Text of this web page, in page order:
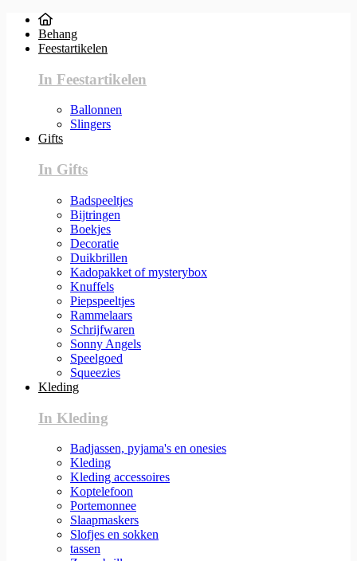
Behang
Feestartikelen
In Feestartikelen
Ballonnen
Slingers
Gifts
In Gifts
Badspeeltjes
Bijtringen
Boekjes
Decoratie
Duikbrillen
Kadopakket of mysterybox
Knuffels
Piepspeeltjes
Rammelaars
Schrijfwaren
Sonny Angels
Speelgoed
Squeezies
Kleding
In Kleding
Badjassen, pyjama's en onesies
Kleding
Kleding accessoires
Koptelefoon
Portemonnee
Slaapmaskers
Slofjes en sokken
tassen